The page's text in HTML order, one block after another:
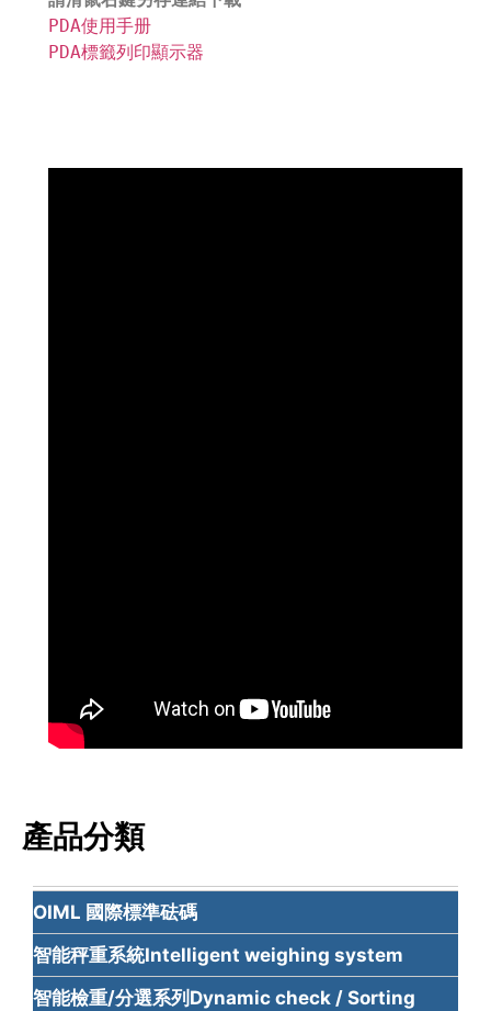
PDA使用手册
PDA標籤列印顯示器
產品分類
OIML 國際標準砝碼
智能秤重系統Intelligent weighing system
智能檢重/分選系列Dynamic check / Sorting